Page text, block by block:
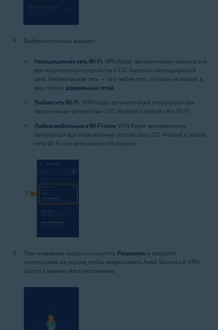
Выберите нужный вариант.
Незащищенная сеть Wi-Fi: VPN будет автоматически запускаться
при подключении устройства с ОС Android к незащищенной
сети. Небезопасная сеть — это любая сеть, которая не входит в
ваш список доверенных сетей
Любая сеть Wi-Fi: VPN будет автоматически запускаться при
подключении устройства с ОС Android к любой сети Wi-Fi.
Любые мобильные и Wi-Fi-сети: VPN будет автоматически
запускаться при подключении устройства с ОС Android к любой
сети Wi-Fi или мобильному Интернету.
При появлении запроса коснитесь Разрешить и следуйте
инструкциям на экране, чтобы предоставить Avast SecureLine VPN
доступ к вашему местоположению.